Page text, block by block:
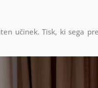
učinek. Tisk, ki sega